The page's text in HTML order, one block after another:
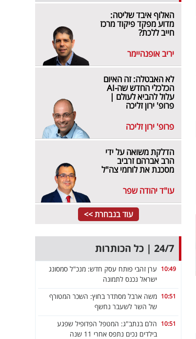
האלוף איבד שליטה:
מדוע מפקד פיקוד מרכז
חייב ללכת?
יריב אופנהיימר
לא האבטלה: זה האיום
הכלכלי החדש שה-AI
עלול להביא לעולם |
פרופ' ירון זליכה
פרופ' ירון זליכה
הדלקת משואה על ידי
הרב אברהם זרביב
מסכנת את לוחמי צה"ל
עו"ד יהודה שפר
עוד בנבחרת >>
24/7 | כל הכותרות
10:49 ערן זהבי פותח עסק חדש: מנכ"ל סמסונג
ישראל נכנס לתמונה
10:51 משה ארבל מסתדר בחוץ: השכר המטורף
של השר לשעבר נחשף
10:51 הלם בנתב"ג: המטפל הפדופיל שפגע
בילדים נכים נתפס אחרי 11 שנה